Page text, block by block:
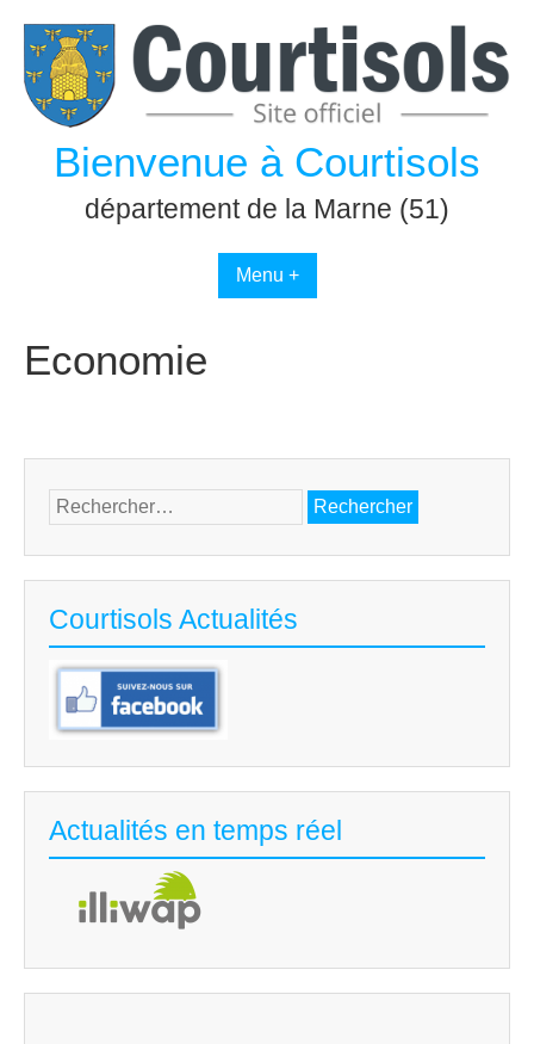
contenu
Bienvenue à Courtisols
département de la Marne (51)
Menu +
Economie
Rechercher :
Courtisols Actualités
Actualités en temps réel